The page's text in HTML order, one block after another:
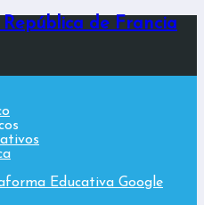
Educativa Google